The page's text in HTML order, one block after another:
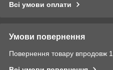
Всі умови оплати
Умови повернення
Повернення товару впродовж